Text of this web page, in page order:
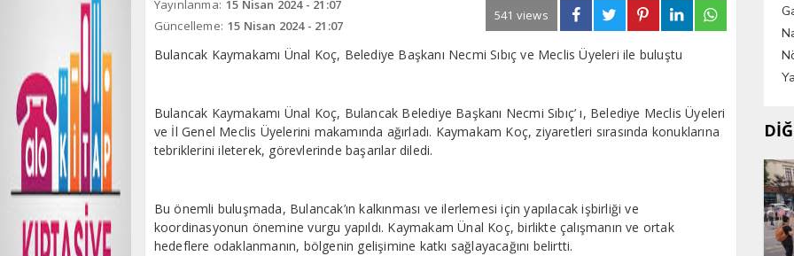
Yayınlanma: 15 Nisan 2024 - 21:07
Güncelleme: 15 Nisan 2024 - 21:07
541 views
Bulancak Kaymakamı Ünal Koç, Belediye Başkanı Necmi Sıbıç ve Meclis Üyeleri ile buluştu
Bulancak Kaymakamı Ünal Koç, Bulancak Belediye Başkanı Necmi Sıbıç’ ı, Belediye Meclis Üyeleri
ve İl Genel Meclis Üyelerini makamında ağırladı. Kaymakam Koç, ziyaretleri sırasında konuklarına
tebriklerini ileterek, görevlerinde başarılar diledi.
Bu önemli buluşmada, Bulancak’ın kalkınması ve ilerlemesi için yapılacak işbirliği ve
koordinasyonun önemine vurgu yapıldı. Kaymakam Ünal Koç, birlikte çalışmanın ve ortak
hedeflere odaklanmanın, bölgenin gelişimine katkı sağlayacağını belirtti.